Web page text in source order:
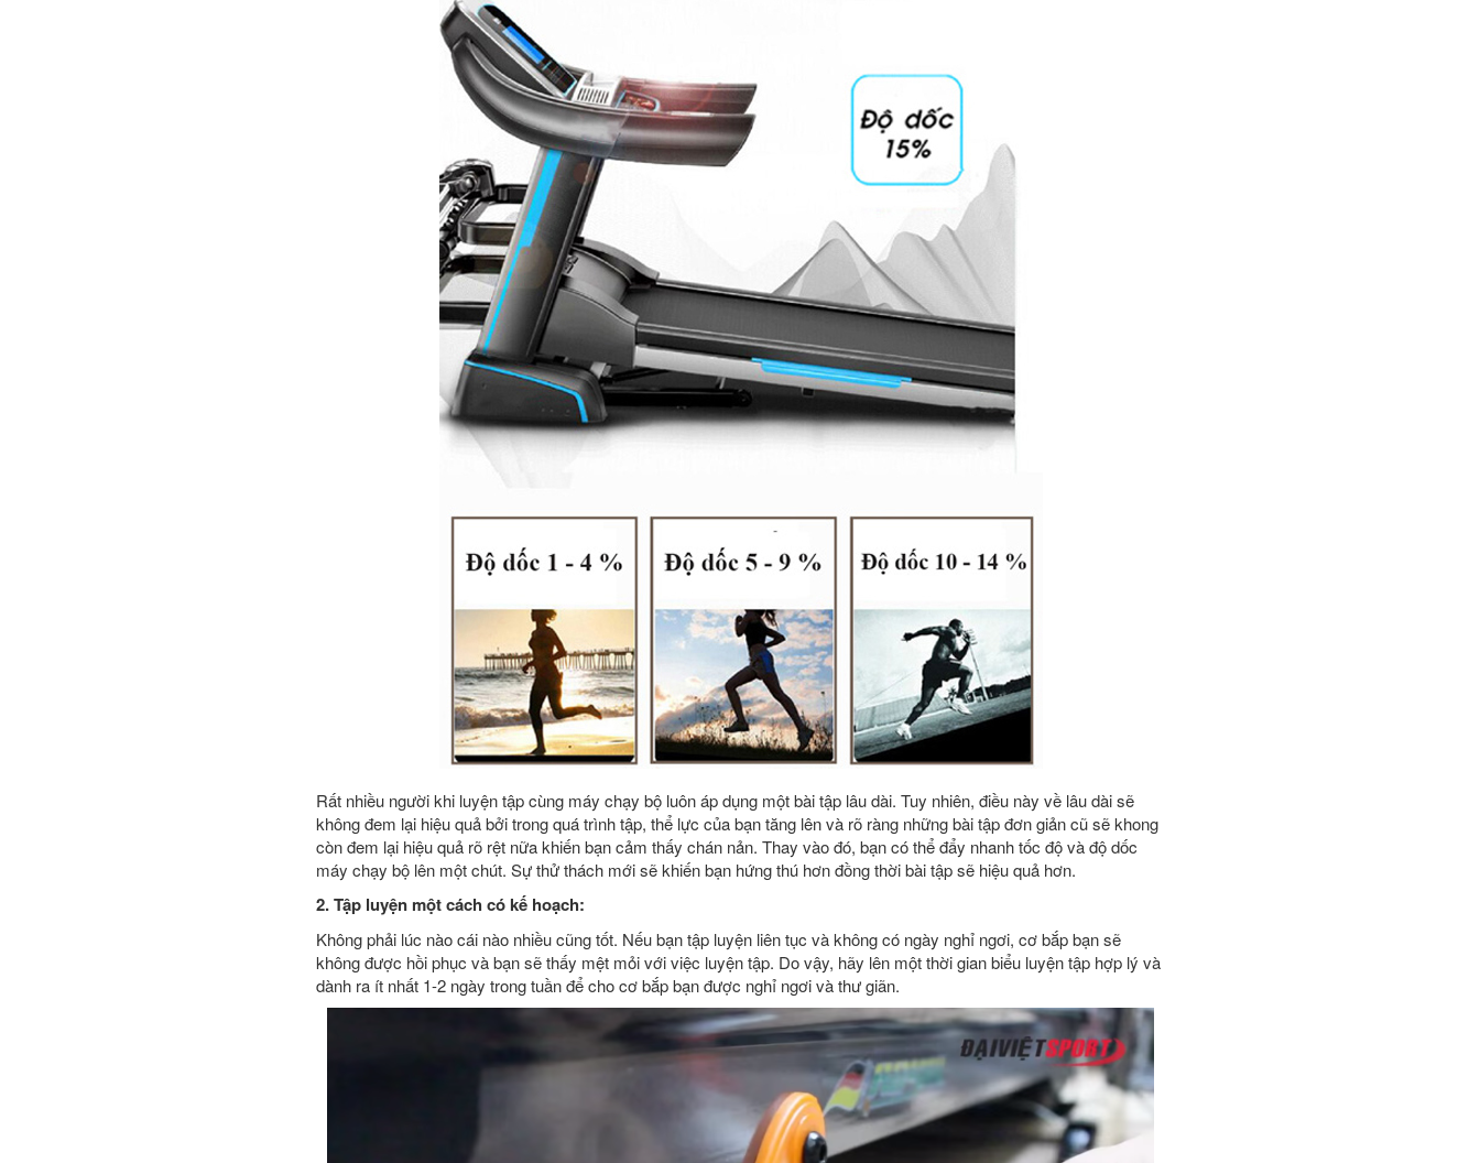
Rất nhiều người khi luyện tập cùng máy chạy bộ luôn áp dụng một bài tập lâu dài. Tuy nhiên, điều này về lâu dài sẽ
không đem lại hiệu quả bởi trong quá trình tập, thể lực của bạn tăng lên và rõ ràng những bài tập đơn giản cũ sẽ khong
còn đem lại hiệu quả rõ rệt nữa khiến bạn cảm thấy chán nản. Thay vào đó, bạn có thể đẩy nhanh tốc độ và độ dốc
máy chạy bộ lên một chút. Sự thử thách mới sẽ khiến bạn hứng thú hơn đồng thời bài tập sẽ hiệu quả hơn.
2. Tập luyện một cách có kế hoạch:
Không phải lúc nào cái nào nhiều cũng tốt. Nếu bạn tập luyện liên tục và không có ngày nghỉ ngơi, cơ bắp bạn sẽ
không được hồi phục và bạn sẽ thấy mệt mỏi với việc luyện tập. Do vậy, hãy lên một thời gian biểu luyện tập hợp lý và
dành ra ít nhất 1-2 ngày trong tuần để cho cơ bắp bạn được nghỉ ngơi và thư giãn.